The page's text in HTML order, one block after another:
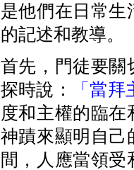
是他們在日常生
的記述和教導。
首先，門徒要關
探時說：
「當
度和主權的臨
神蹟來顯明自己
間，人應當領